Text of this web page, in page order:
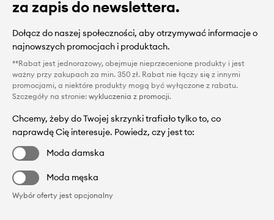
za zapis do newslettera.
Dołącz do naszej społeczności, aby otrzymywać informacje o
najnowszych promocjach i produktach.
**Rabat jest jednorazowy, obejmuje nieprzecenione produkty i jest
ważny przy zakupach za min. 350 zł. Rabat nie łączy się z innymi
promocjami, a niektóre produkty mogą być wyłączone z rabatu.
Szczegóły na stronie: wykluczenia z promocji.
Chcemy, żeby do Twojej skrzynki trafiało tylko to, co
naprawdę Cię interesuje. Powiedz, czy jest to:
Moda damska
Moda męska
Wybór oferty jest opcjonalny